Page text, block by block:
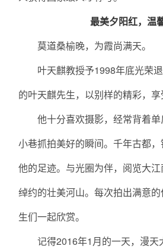
最美夕阳红，温
莫道桑榆晚，为霞尚满天。
叶天麒教授予1998年底光荣
的叶天麒先生，以别样的精彩，享
他十分喜欢摄影，经常背着
小巷抓拍美好的瞬间。千年古都
他的足迹。与光圈为伴，阅览大
绰约的壮美河山。每次拍出满意
生们一起欣赏。
记得2016年1月的一天，漫天